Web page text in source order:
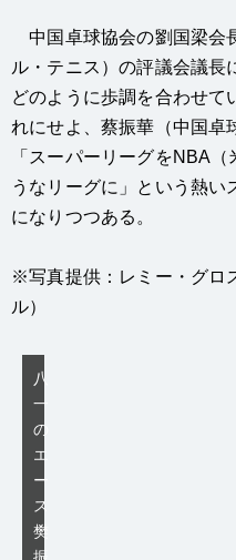
中国卓球協会の劉国梁会
ル・テニス）の評議会議長
どのように歩調を合わせて
れにせよ、蔡振華（中国卓
「スーパーリーグをNBA
うなリーグに」という熱
になりつつある。
※写真提供：レミー・グロ
ル）
八
一
の
エ
ー
ス
樊